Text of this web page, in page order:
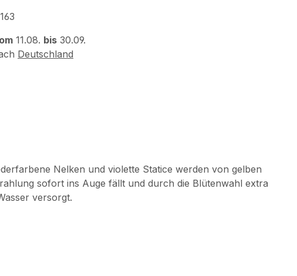
11.08. bis 30.09.
Deutschland
Nelken und violette Statice werden von gelben
sofort ins Auge fällt und durch die Blütenwahl extra
versorgt.